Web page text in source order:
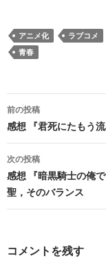
アニメ化 ラブコメ
青春
投
稿
ナ
ビ
ゲ
シ
前の投稿
感想 『君死にたもう
次の投稿
感想 『暗黒騎士の俺
聖，そのバランス
コメントを残す